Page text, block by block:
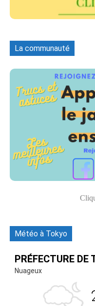
La communauté
Météo à Tokyo
PRÉFECTURE DE
Nuageux